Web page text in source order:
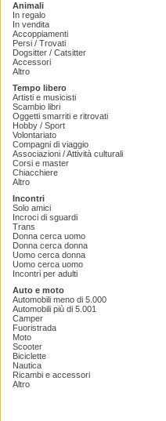
Animali
In regalo
In vendita
Accoppiamenti
Persi / Trovati
Dogsitter / Catsitter
Accessori
Altro
Tempo libero
Artisti e musicisti
Scambio libri
Oggetti smarriti e ritrovati
Hobby / Sport
Volontariato
Compagni di viaggio
Associazioni / Attività culturali
Corsi e master
Chiacchiere
Altro
Incontri
Solo amici
Incroci di sguardi
Trans
Donna cerca uomo
Donna cerca donna
Uomo cerca donna
Uomo cerca uomo
Incontri per adulti
Auto e moto
Automobili meno di 5.000
Automobili più di 5.001
Camper
Fuoristrada
Moto
Scooter
Biciclette
Nautica
Ricambi e accessori
Altro